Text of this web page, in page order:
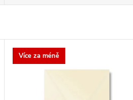
Více za méně